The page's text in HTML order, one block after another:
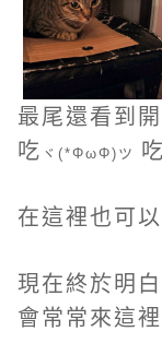
最尾還看到
吃 ヾ(*ΦωΦ)ツ
在這裡也可
現在終於明
會常常來這